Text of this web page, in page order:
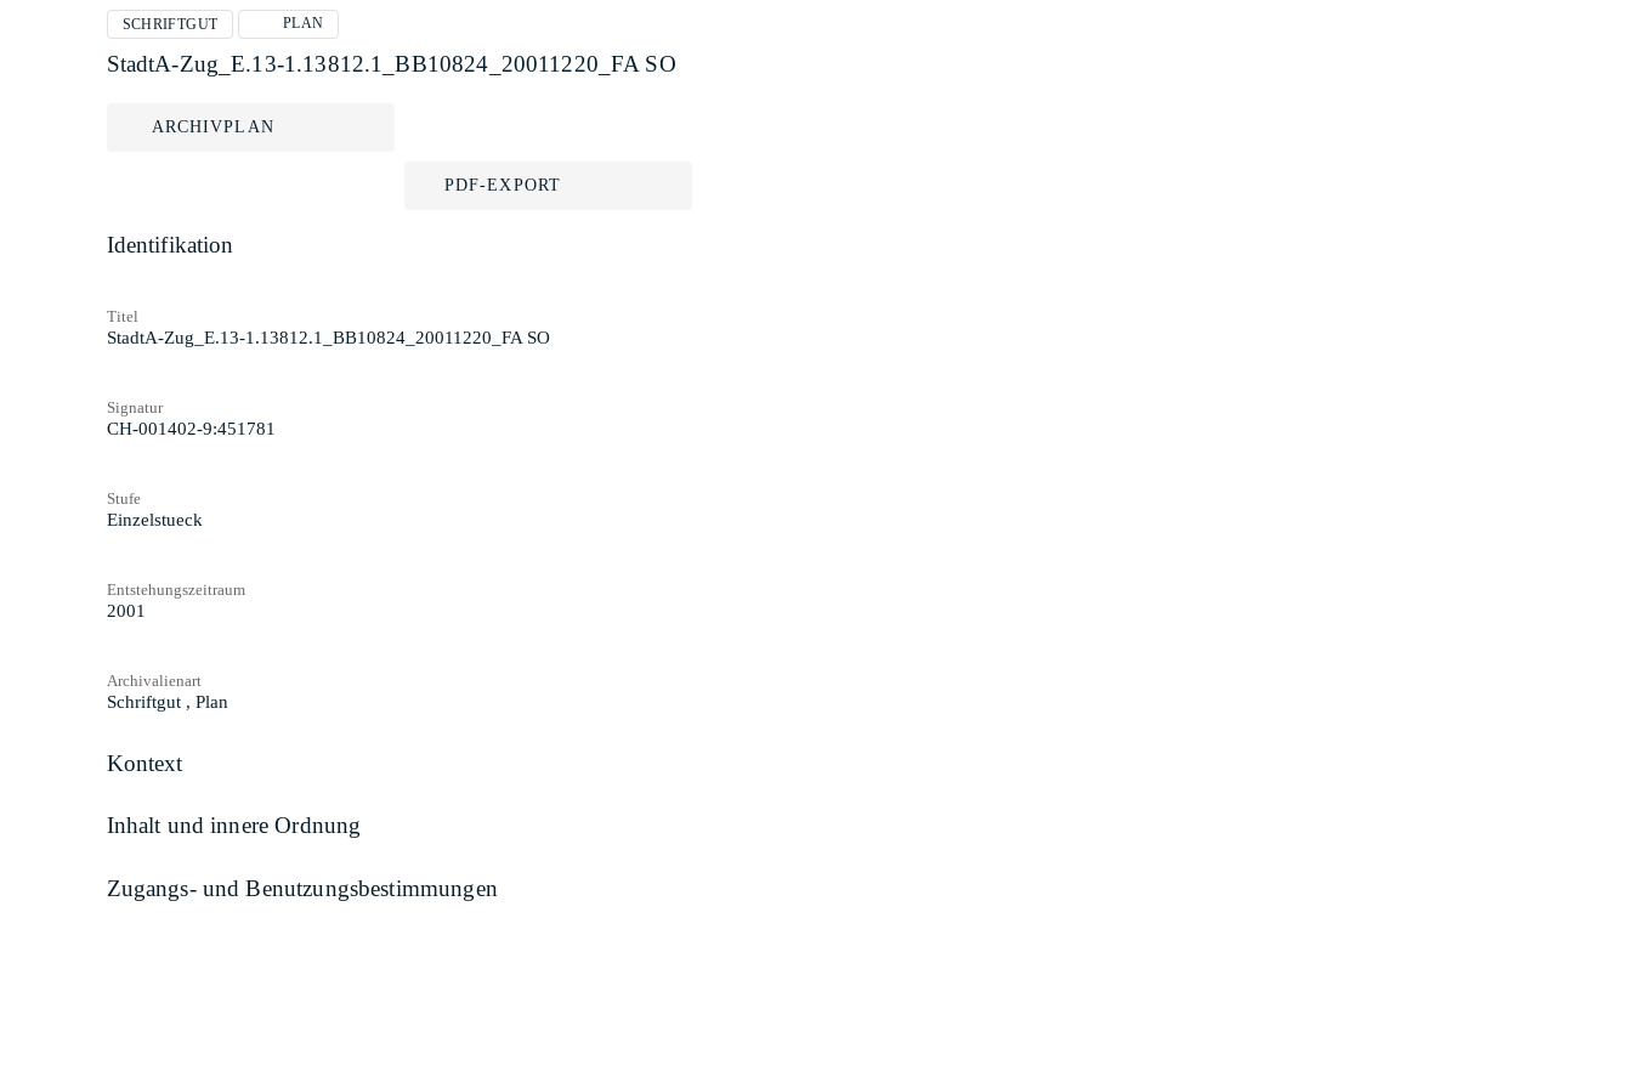
SCHRIFTGUT PLAN
StadtA-Zug_E.13-1.13812.1_BB10824_20011220_FA SO
ARCHIVPLAN
PDF-EXPORT
Identifikation
Titel
StadtA-Zug_E.13-1.13812.1_BB10824_20011220_FA SO
Signatur
CH-001402-9:451781
Stufe
Einzelstueck
Entstehungszeitraum
2001
Archivalienart
Schriftgut , Plan
Kontext
Inhalt und innere Ordnung
Zugangs- und Benutzungsbestimmungen